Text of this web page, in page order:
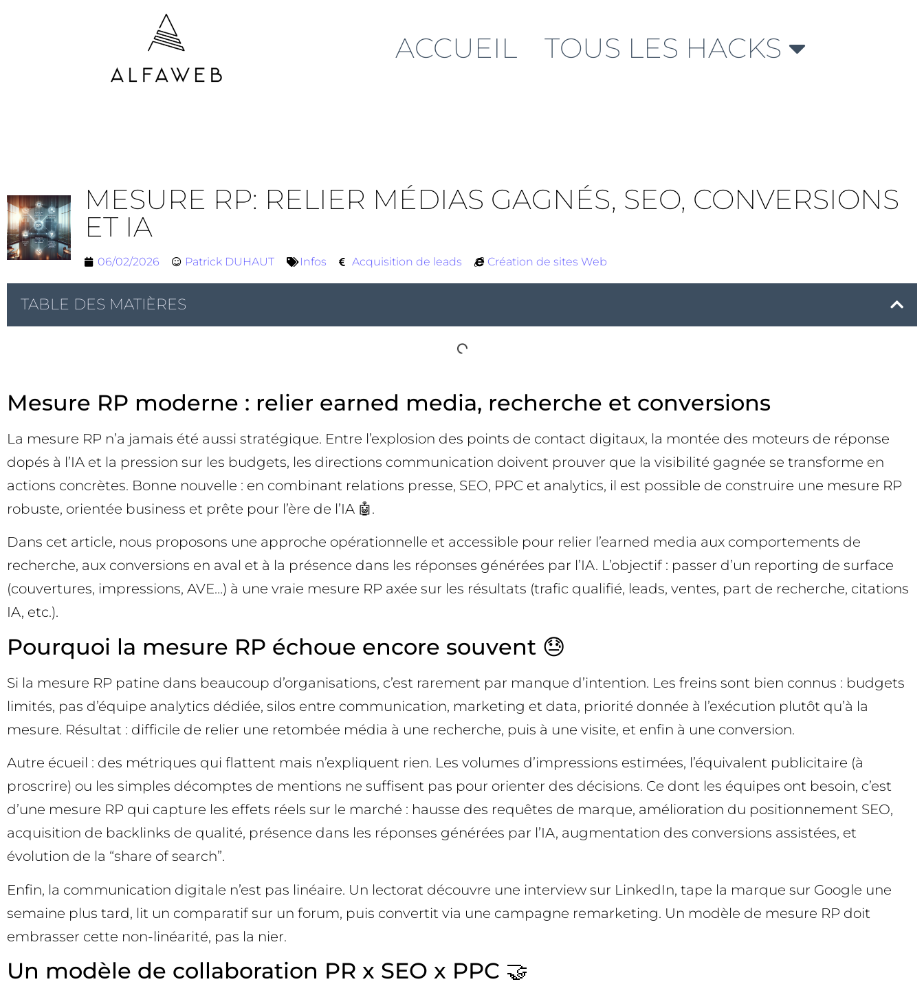
ACCUEIL TOUS LES HACKS
MESURE RP: RELIER MÉDIAS GAGNÉS, SEO, CONVERSIONS
ET IA
06/02/2026 Patrick DUHAUT Infos Acquisition de leads Création de sites Web
TABLE DES MATIÈRES
Mesure RP moderne : relier earned media, recherche et conversions
La mesure RP n’a jamais été aussi stratégique. Entre l’explosion des points de contact digitaux, la montée des moteurs de réponse
dopés à l’IA et la pression sur les budgets, les directions communication doivent prouver que la visibilité gagnée se transforme en
actions concrètes. Bonne nouvelle : en combinant relations presse, SEO, PPC et analytics, il est possible de construire une mesure RP
robuste, orientée business et prête pour l’ère de l’IA 🤖.
Dans cet article, nous proposons une approche opérationnelle et accessible pour relier l’earned media aux comportements de
recherche, aux conversions en aval et à la présence dans les réponses générées par l’IA. L’objectif : passer d’un reporting de surface
(couvertures, impressions, AVE…) à une vraie mesure RP axée sur les résultats (trafic qualifié, leads, ventes, part de recherche, citations
IA, etc.).
Pourquoi la mesure RP échoue encore souvent 😓
Si la mesure RP patine dans beaucoup d’organisations, c’est rarement par manque d’intention. Les freins sont bien connus : budgets
limités, pas d’équipe analytics dédiée, silos entre communication, marketing et data, priorité donnée à l’exécution plutôt qu’à la
mesure. Résultat : difficile de relier une retombée média à une recherche, puis à une visite, et enfin à une conversion.
Autre écueil : des métriques qui flattent mais n’expliquent rien. Les volumes d’impressions estimées, l’équivalent publicitaire (à
proscrire) ou les simples décomptes de mentions ne suffisent pas pour orienter des décisions. Ce dont les équipes ont besoin, c’est
d’une mesure RP qui capture les effets réels sur le marché : hausse des requêtes de marque, amélioration du positionnement SEO,
acquisition de backlinks de qualité, présence dans les réponses générées par l’IA, augmentation des conversions assistées, et
évolution de la “share of search”.
Enfin, la communication digitale n’est pas linéaire. Un lectorat découvre une interview sur LinkedIn, tape la marque sur Google une
semaine plus tard, lit un comparatif sur un forum, puis convertit via une campagne remarketing. Un modèle de mesure RP doit
embrasser cette non-linéarité, pas la nier.
Un modèle de collaboration PR x SEO x PPC 🤝